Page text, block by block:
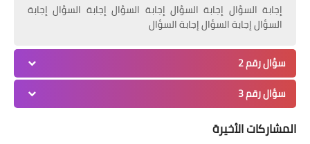
إجابة السؤال إجابة السؤال إجابة السؤال إجابة السؤال إجابة
السؤال إجابة السؤال إجابة السؤال
سؤال رقم 2
سؤال رقم 3
المشاركات الأخيرة